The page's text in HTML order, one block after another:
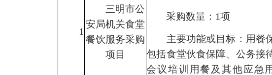
1
三明市公
安局机关食堂
餐饮服务采购
项目
采购数量： 1项
主要功能或目标：用餐
包括食堂伙食保障、公务接
会议培训用餐及其他应急